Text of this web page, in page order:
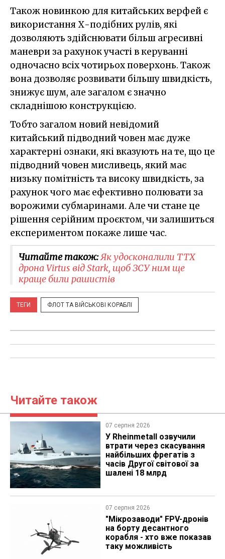
Також новинкою для китайських верфей є
використання Х-подібних рулів, які
дозволяють здійснювати більш агресивні
маневри за рахунок участі в керуванні
одночасно всіх чотирьох поверхонь. Також
вона дозволяє розвивати більшу швидкість,
знижує шум, але загалом є значно
складнішою конструкцією.
Тобто загалом новий невідомий
китайський підводний човен має дуже
характерні ознаки, які вказують на те, що це
підводний човен мисливець, який має
низьку помітність та високу швидкість, за
рахунок чого має ефективно полювати за
ворожими субмаринами. Але чи стане це
рішення серійним проєктом, чи залишиться
експериментом покаже лише час.
Читайте також:Як удосконалили ТТХ
дрона Virtus від Stark, щоб ЗСУ ним ще
краще били рашистів
ТЕГИ ФЛОТ ТА ВІЙСЬКОВІ КОРАБЛІ
Читайте також
07 серпня 2026
У Rheinmetall озвучили
втрати через скасування
найбільших фрегатів з
часів Другої світової за
шалені 18 млрд
07 серпня 2026
"Мікрозаводи" FPV-дронів
на борту десантного
корабля - хто вже показав
таку можливість